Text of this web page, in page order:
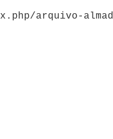
arquivo-